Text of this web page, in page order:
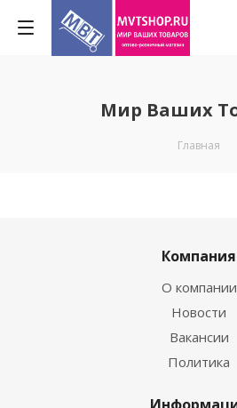
Мир Ваших
Главная
Компания
О компании
Новости
Вакансии
Политика